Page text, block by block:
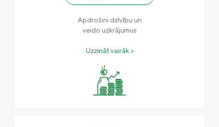
Apdrošini dzīvību un
veido uzkrājumus
Uzzināt vairāk >